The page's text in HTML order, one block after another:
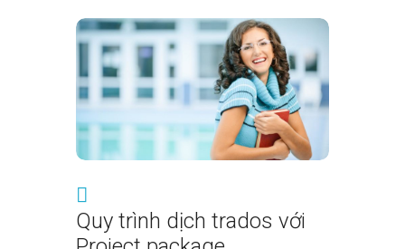
Quy trình dịch trados với